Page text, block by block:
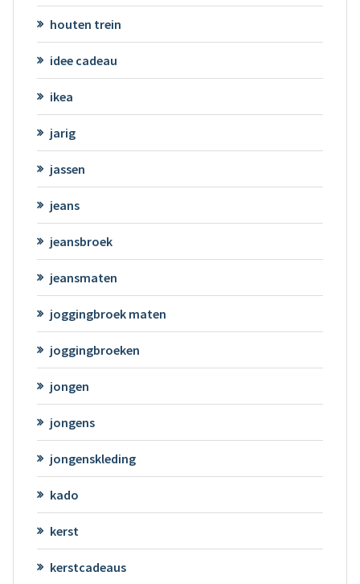
houten trein
idee cadeau
ikea
jarig
jassen
jeans
jeansbroek
jeansmaten
joggingbroek maten
joggingbroeken
jongen
jongens
jongenskleding
kado
kerst
kerstcadeaus